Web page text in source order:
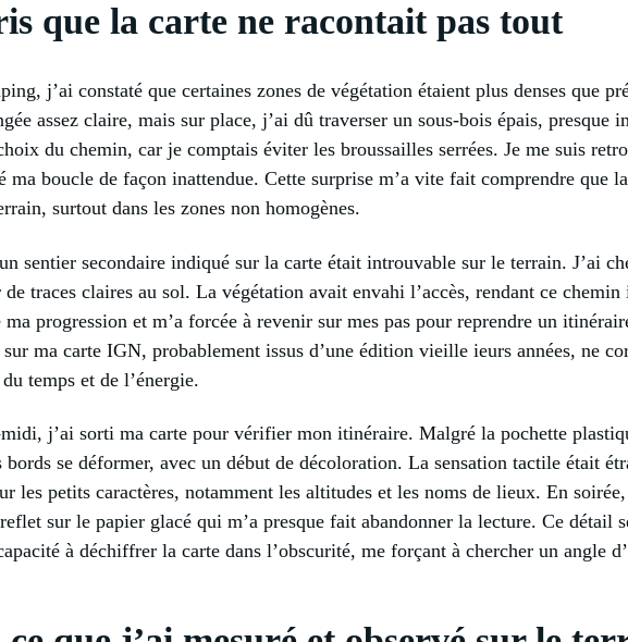
que la carte ne racontait pas tout
j’ai constaté que certaines zones de végétation étaient plus denses que
assez claire, mais sur place, j’ai dû traverser un sous-bois épais, presque
du chemin, car je comptais éviter les broussailles serrées. Je me suis
boucle de façon inattendue. Cette surprise m’a vite fait comprendre que
surtout dans les zones non homogènes.
sentier secondaire indiqué sur la carte était introuvable sur le terrain. J’ai
traces claires au sol. La végétation avait envahi l’accès, rendant ce
progression et m’a forcée à revenir sur mes pas pour reprendre un
ma carte IGN, probablement issus d’une édition vieille ieurs années, ne
temps et de l’énergie.
j’ai sorti ma carte pour vérifier mon itinéraire. Malgré la pochette
se déformer, avec un début de décoloration. La sensation tactile était
les petits caractères, notamment les altitudes et les noms de lieux. En
sur le papier glacé qui m’a presque fait abandonner la lecture. Ce détail
à déchiffrer la carte dans l’obscurité, me forçant à chercher un angle